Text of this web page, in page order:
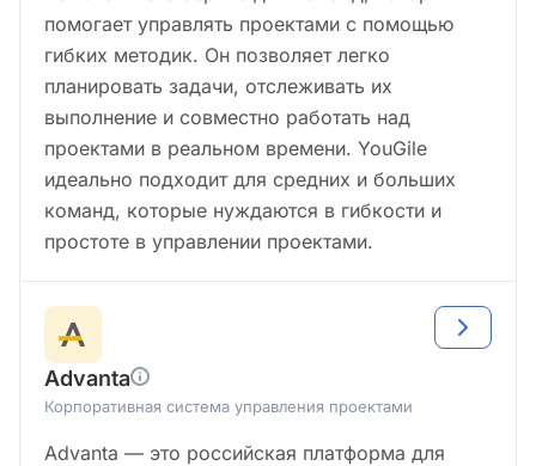
помогает управлять проектами с помощью
гибких методик. Он позволяет легко
планировать задачи, отслеживать их
выполнение и совместно работать над
проектами в реальном времени. YouGile
идеально подходит для средних и больших
команд, которые нуждаются в гибкости и
простоте в управлении проектами.
Advanta
Корпоративная система управления проектами
Advanta — это российская платформа для